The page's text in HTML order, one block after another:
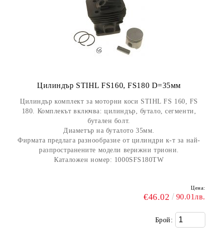
Цилиндър STIHL FS160, FS180 D=35мм
Цилиндър комплект за моторни коси STIHL FS 160, FS
180. Комплекът включва: цилиндър, бутало, сегменти,
бутален болт.
Диаметър на буталото 35мм.
Фирмата предлага разнообразие от цилиндри к-т за най-
разпространените модели верижни триони.
Каталожен номер: 1000SFS180TW
Цена:
€46.02 90.01лв.
Брой: